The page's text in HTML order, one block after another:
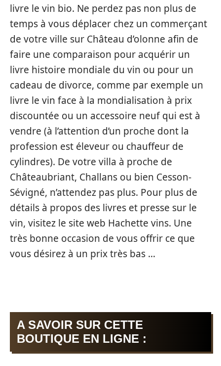
livre le vin bio. Ne perdez pas non plus de
temps à vous déplacer chez un commerçant
de votre ville sur Château d’olonne afin de
faire une comparaison pour acquérir un
livre histoire mondiale du vin ou pour un
cadeau de divorce, comme par exemple un
livre le vin face à la mondialisation à prix
discountée ou un accessoire neuf qui est à
vendre (à l’attention d’un proche dont la
profession est éleveur ou chauffeur de
cylindres). De votre villa à proche de
Châteaubriant, Challans ou bien Cesson-
Sévigné, n’attendez pas plus. Pour plus de
détails à propos des livres et presse sur le
vin, visitez le site web Hachette vins. Une
très bonne occasion de vous offrir ce que
vous désirez à un prix très bas …
A SAVOIR SUR CETTE
BOUTIQUE EN LIGNE :